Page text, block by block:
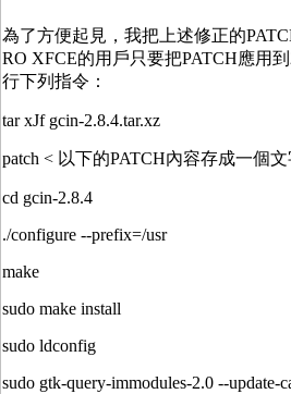
為了方便起見，我把上述修正的
RO XFCE的用戶只要把PATCH應用
行下列指令：
tar xJf gcin-2.8.4.tar.xz
patch < 以下的PATCH內容存成一個
cd gcin-2.8.4
./configure --prefix=/usr
make
sudo make install
sudo ldconfig
sudo gtk-query-immodules-2.0 --update-